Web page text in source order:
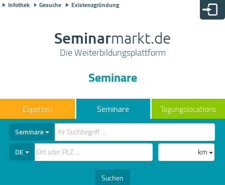
Infothek Gesuche Existenzgründung
Seminarmarkt.de
Die Weiterbildungsplattform
Seminare
Seminare Tagungslocations
Seminare
DE
km
Suchen